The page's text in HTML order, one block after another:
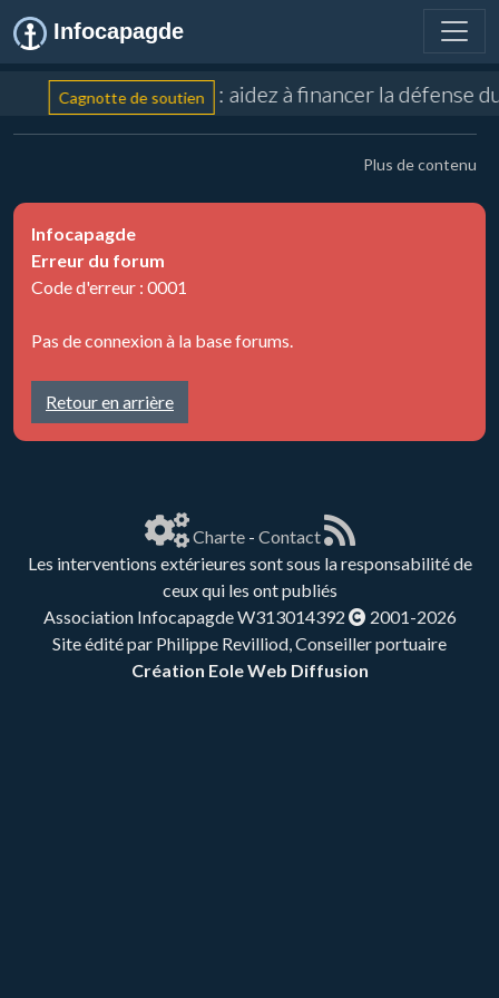
Infocapagde
Cagnotte de soutien : aidez à financer la défense
Plus de contenu
Infocapagde
Erreur du forum
Code d'erreur : 0001
Pas de connexion à la base forums.
Retour en arrière
Charte- Contact
Les interventions extérieures sont sous la responsabilité de
ceux qui les ont publiés
Association Infocapagde W313014392
2001-2026
Site édité par Philippe Revilliod, Conseiller portuaire
Création Eole Web Diffusion